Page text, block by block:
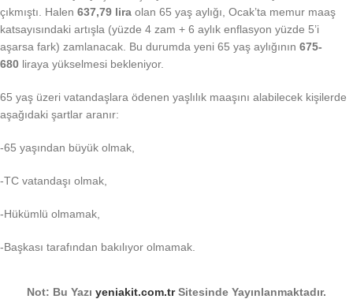
çıkmıştı. Halen 637,79 lira olan 65 yaş aylığı, Ocak’ta memur maaş
katsayısındaki artışla (yüzde 4 zam + 6 aylık enflasyon yüzde 5’i
aşarsa fark) zamlanacak. Bu durumda yeni 65 yaş aylığının 675-
680 liraya yükselmesi bekleniyor.
65 yaş üzeri vatandaşlara ödenen yaşlılık maaşını alabilecek kişilerde
aşağıdaki şartlar aranır:
-65 yaşından büyük olmak,
-TC vatandaşı olmak,
-Hükümlü olmamak,
-Başkası tarafından bakılıyor olmamak.
Not: Bu Yazı yeniakit.com.trSitesinde Yayınlanmaktadır.